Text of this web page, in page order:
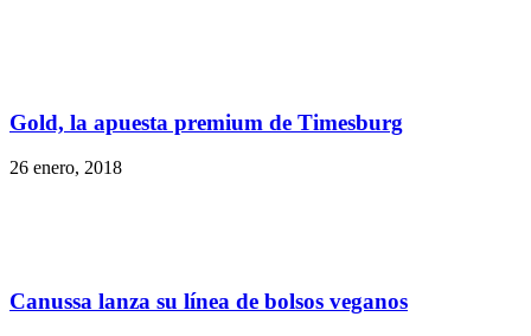
Gold, la apuesta premium de Timesburg
26 enero, 2018
Canussa lanza su línea de bolsos veganos